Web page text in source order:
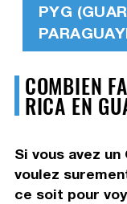
PYG
COMBIEN
RICA EN
Si vous avez
voulez
ce soit pour